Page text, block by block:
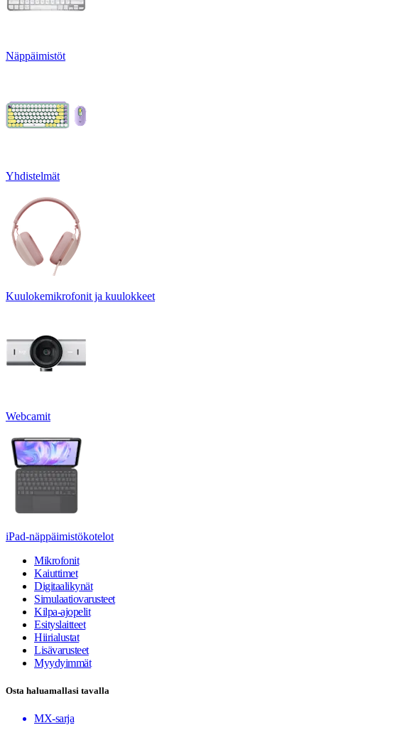
Näppäimistöt
Yhdistelmät
Kuulokemikrofonit ja kuulokkeet
Webcamit
iPad-näppäimistökotelot
Mikrofonit
Kaiuttimet
Digitaalikynät
Simulaatiovarusteet
Kilpa-ajopelit
Esityslaitteet
Hiirialustat
Lisävarusteet
Myydyimmät
Osta haluamallasi tavalla
MX-sarja